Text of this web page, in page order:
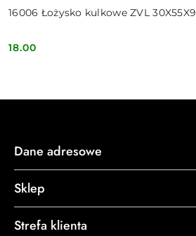
16006 Łożysko kulkowe ZVL 30X55X9
Cena:
18.00
Dane adresowe
Sklep
Strefa klienta